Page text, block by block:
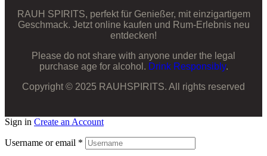
RAUH SPIRITS, perfekt für Genießer, mit einzigartigem
Geschmack. Jetzt online kaufen und Rum-Erlebnis neu
entdecken!
Please do not share with anyone under the legal
purchase age for alcohol. Drink Responsibly.
Copyright © 2025 RAUHSPIRITS. All rights reserved
Sign in Create an Account
Username or email *